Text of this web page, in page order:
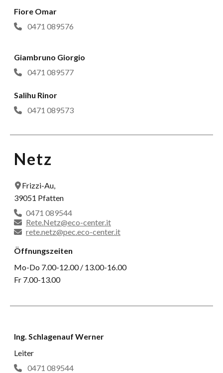
Fiore Omar
0471 089576
Giambruno Giorgio
0471 089577
Salihu Rinor
0471 089573
Netz
Frizzi-Au,
39051 Pfatten
0471 089544
Rete.Netz@eco-center.it
rete.netz@pec.eco-center.it
Öffnungszeiten
Mo-Do 7.00-12.00 / 13.00-16.00
Fr 7.00-13.00
Ing. Schlagenauf Werner
Leiter
0471 089544